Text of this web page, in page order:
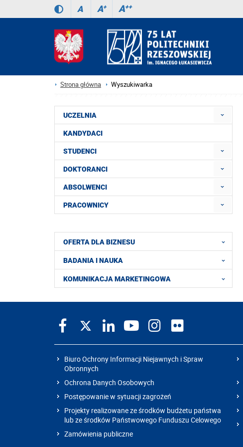
A A+ A++
Strona główna Wyszukiwarka
UCZELNIA
KANDYDACI
STUDENCI
DOKTORANCI
ABSOLWENCI
PRACOWNICY
OFERTA DLA BIZNESU
BADANIA I NAUKA
KOMUNIKACJA MARKETINGOWA
Biuro Ochrony Informacji Niejawnych i Spraw
Obronnych
Ochrona Danych Osobowych
Postępowanie w sytuacji zagrożeń
Projekty realizowane ze środków budżetu państwa
lub ze środków Państwowego Funduszu Celowego
Zamówienia publiczne